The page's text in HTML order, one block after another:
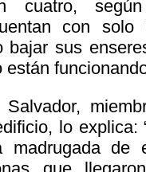
cuatro,
con solo
bajar sus
están
Salvador,
lo explica:
de